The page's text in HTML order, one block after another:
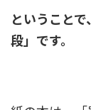
ということ
段」です。